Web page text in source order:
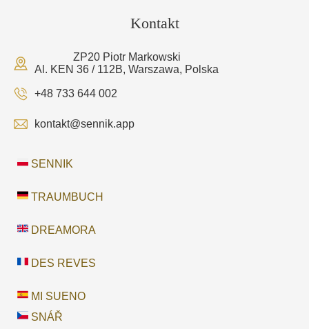
Kontakt
ZP20 Piotr Markowski
Al. KEN 36 / 112B, Warszawa, Polska
+48 733 644 002
kontakt@sennik.app
SENNIK
TRAUMBUCH
DREAMORA
DES REVES
MI SUENO
SNÁŘ